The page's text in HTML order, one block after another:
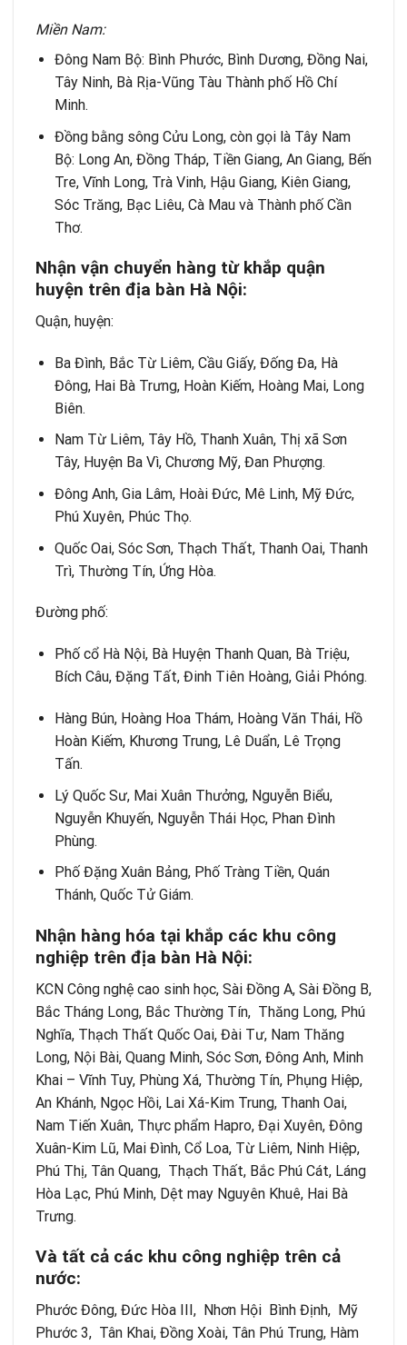
Miền Nam:
Đông Nam Bộ: Bình Phước, Bình Dương, Đồng Nai,
Tây Ninh, Bà Rịa-Vũng Tàu Thành phố Hồ Chí
Minh.
Đồng bằng sông Cửu Long, còn gọi là Tây Nam
Bộ: Long An, Đồng Tháp, Tiền Giang, An Giang, Bến
Tre, Vĩnh Long, Trà Vinh, Hậu Giang, Kiên Giang,
Sóc Trăng, Bạc Liêu, Cà Mau và Thành phố Cần
Thơ.
Nhận vận chuyển hàng từ khắp quận
huyện trên địa bàn Hà Nội:
Quận, huyện:
Ba Đình, Bắc Từ Liêm, Cầu Giấy, Đống Đa, Hà
Đông, Hai Bà Trưng, Hoàn Kiếm, Hoàng Mai, Long
Biên.
Nam Từ Liêm, Tây Hồ, Thanh Xuân, Thị xã Sơn
Tây, Huyện Ba Vì, Chương Mỹ, Đan Phượng.
Đông Anh, Gia Lâm, Hoài Đức, Mê Linh, Mỹ Đức,
Phú Xuyên, Phúc Thọ.
Quốc Oai, Sóc Sơn, Thạch Thất, Thanh Oai, Thanh
Trì, Thường Tín, Ứng Hòa.
Đường phố:
Phố cổ Hà Nội, Bà Huyện Thanh Quan, Bà Triệu,
Bích Câu, Đặng Tất, Đinh Tiên Hoàng, Giải Phóng.
Hàng Bún, Hoàng Hoa Thám, Hoàng Văn Thái, Hồ
Hoàn Kiếm, Khương Trung, Lê Duẩn, Lê Trọng
Tấn.
Lý Quốc Sư, Mai Xuân Thưởng, Nguyễn Biểu,
Nguyễn Khuyến, Nguyễn Thái Học, Phan Đình
Phùng.
Phố Đặng Xuân Bảng, Phố Tràng Tiền, Quán
Thánh, Quốc Tử Giám.
Nhận hàng hóa tại khắp các khu công
nghiệp trên địa bàn Hà Nội:
KCN Công nghệ cao sinh học, Sài Đồng A, Sài Đồng B,
Bắc Tháng Long, Bắc Thường Tín, Thăng Long, Phú
Nghĩa, Thạch Thất Quốc Oai, Đài Tư, Nam Thăng
Long, Nội Bài, Quang Minh, Sóc Sơn, Đông Anh, Minh
Khai – Vĩnh Tuy, Phùng Xá, Thường Tín, Phụng Hiệp,
An Khánh, Ngọc Hồi, Lai Xá-Kim Trung, Thanh Oai,
Nam Tiến Xuân, Thực phẩm Hapro, Đại Xuyên, Đông
Xuân-Kim Lũ, Mai Đình, Cổ Loa, Từ Liêm, Ninh Hiệp,
Phú Thị, Tân Quang, Thạch Thất, Bắc Phú Cát, Láng
Hòa Lạc, Phú Minh, Dệt may Nguyên Khuê, Hai Bà
Trưng.
Và tất cả các khu công nghiệp trên cả
nước:
Phước Đông, Đức Hòa III, Nhơn Hội Bình Định, Mỹ
Phước 3, Tân Khai, Đồng Xoài, Tân Phú Trung, Hàm